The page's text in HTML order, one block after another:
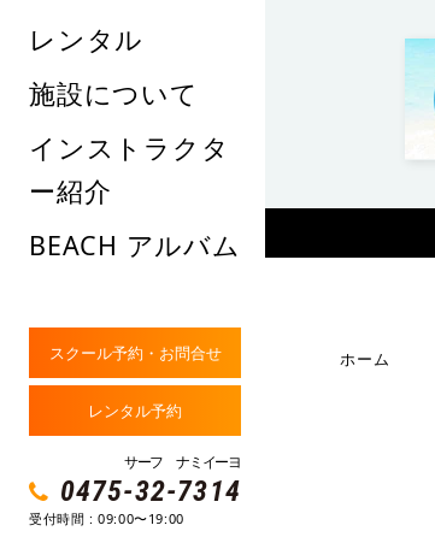
レンタル
施設について
インストラクタ
ー紹介
BEACH アルバム
スクール予約・お問合せ
レンタル予約
サーフ ナミイーヨ
0475-32-7314
受付時間 : 09:00〜19:00
ホーム